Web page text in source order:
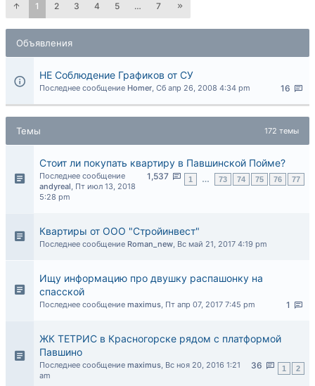
1 2 3 4 5 … 7
Объявления
НЕ Соблюдение Графиков от СУ
16
Последнее сообщение Homer, Сб апр 26, 2008 4:34 pm
Темы 172 темы
Стоит ли покупать квартиру в Павшинской Пойме?
1 … 73 74 75 76 77
1,537
Последнее сообщение
andyreal, Пт июл 13, 2018
5:28 pm
Квартиры от ООО "Стройинвест"
Последнее сообщение Roman_new, Вс май 21, 2017 4:19 pm
Ищу информацию про двушку распашонку на
спасской
1
Последнее сообщение maximus, Пт апр 07, 2017 7:45 pm
ЖК ТЕТРИС в Красногорске рядом с платформой
Павшино
1 2
36
Последнее сообщение maximus, Вс ноя 20, 2016 1:21
am